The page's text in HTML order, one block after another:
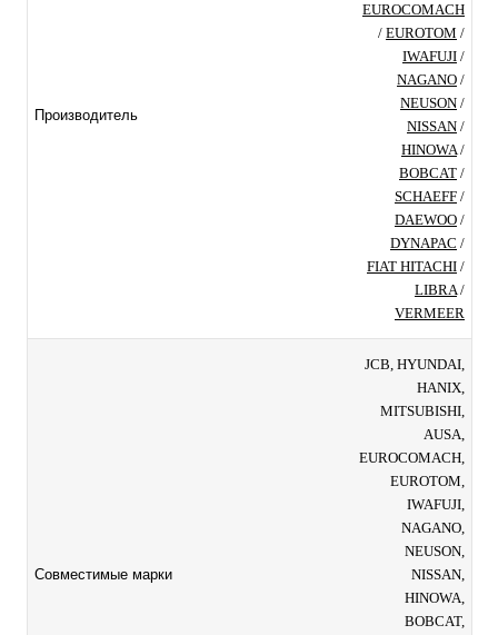
Производитель
EUROCOMACH
/ EUROTOM /
IWAFUJI /
NAGANO /
NEUSON /
NISSAN /
HINOWA/
BOBCAT /
SCHAEFF /
DAEWOO /
DYNAPAC /
FIAT HITACHI /
LIBRA/
VERMEER
Совместимые марки
JCB, HYUNDAI,
HANIX,
MITSUBISHI,
AUSA,
EUROCOMACH,
EUROTOM,
IWAFUJI,
NAGANO,
NEUSON,
NISSAN,
HINOWA,
BOBCAT,